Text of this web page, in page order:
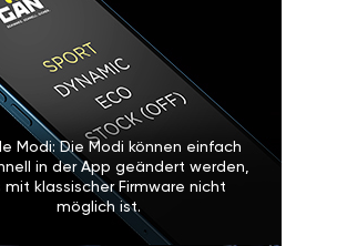
Modi: Die Modi können einfach
in der App geändert werden,
mit klassischer Firmware nicht
möglich ist.